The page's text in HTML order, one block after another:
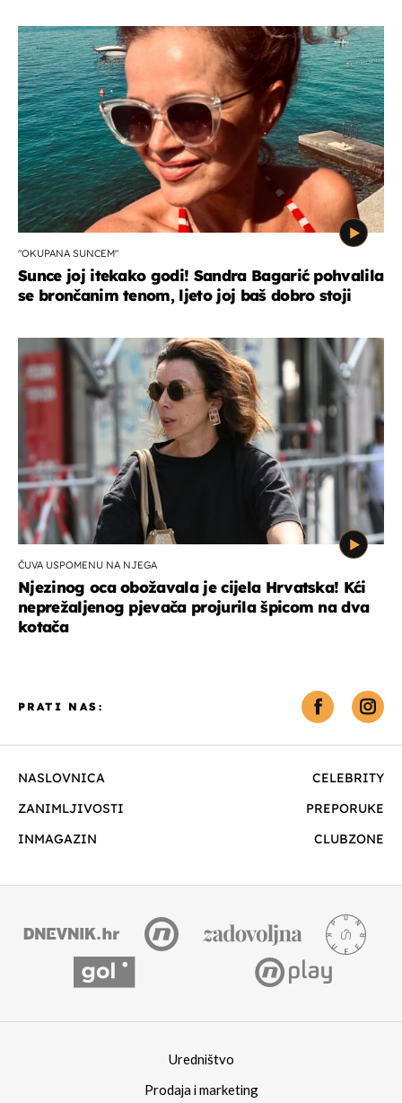
"OKUPANA SUNCEM"
Sunce joj itekako godi! Sandra Bagarić pohvalila
se brončanim tenom, ljeto joj baš dobro stoji
ČUVA USPOMENU NA NJEGA
Njezinog oca obožavala je cijela Hrvatska! Kći
neprežaljenog pjevača projurila špicom na dva
kotača
NASLOVNICA
CELEBRITY
ZANIMLJIVOSTI
PREPORUKE
INMAGAZIN
CLUBZONE
PRATI NAS:
Uredništvo
Prodaja i marketing